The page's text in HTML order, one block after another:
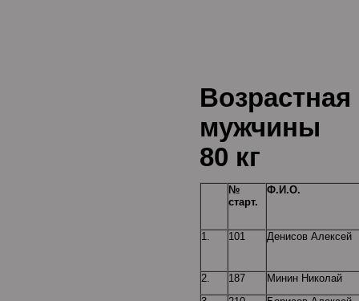
Возрастная
80 кг
№
старт.
Ф.И.О.
1. 101 Денисов Алексей
2. 187
Минин Николай